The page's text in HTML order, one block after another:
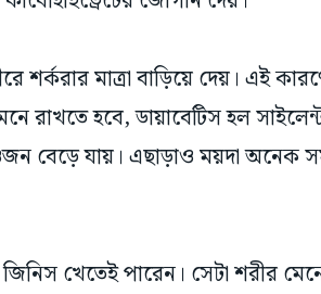
শর্করার মাত্রা বাড়িয়ে দেয়। এই
রাখতে হবে, ডায়াবেটিস হল
বেড়ে যায়। এছাড়াও ময়দা অনেক
খেতেই পারেন। সেটা শরীর